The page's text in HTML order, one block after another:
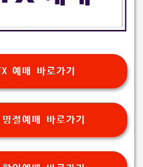
예매 바로가기
명절예매 바로가기